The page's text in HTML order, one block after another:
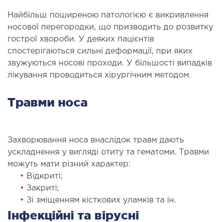
лікування порожнини носа і
пазух
і глотки
хірургія обличчя
І ДЕРМАТОЛОГІЯ
косметологія
косметологія
Найбільш поширеною патологією є викривлення
носової перегородки, що призводить до розвитку
гострої хвороби. У деяких пацієнтів
спостерігаються сильні деформації, при яких
звужуються носові проходи. У більшості випадків
лікування проводиться хірургічним методом.
Травми носа
Захворювання носа внаслідок травм дають
ускладнення у вигляді отиту та гематоми. Травми
можуть мати різний характер:
• Відкриті;
• Закриті;
• Зі зміщенням кісткових уламків та ін.
Інфекційні та вірусні